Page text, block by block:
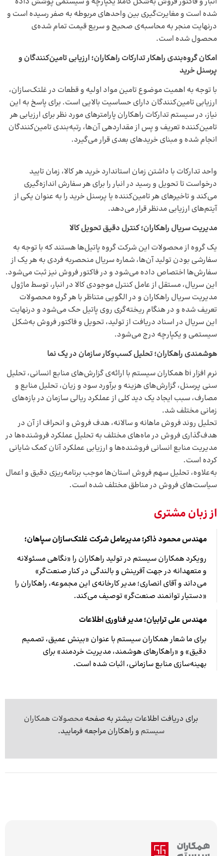
شده است و مغایرت‌گیری بین واحدهای مربوطه به صفر رسیده است و
درنهایت منجر به محاسبه‌ی صحیح و سریع قیمت تمام شده‌ی
محصول شده است.
امکان گروه‌بندی راهکار تدارکات راهکاران؛ ارزیابی تامین‌کنندگان و
پرسنل خرید
با توجه به اهمیت موضوع تامین مواد اولیه و قطعات در غلتک‌سازان،
ارزیابی تامین‌کنندگان دارای حساسیت بالایی است. برای پاسخ به این
نیاز، در سیستم تدارکات راهکاران پارامترهای مورد نظر برای ارزیابی هر
تامین‌کننده تعریف و پس از مقداردهی آن‌ها، رتبه‌بندی تامین‌کنندگان
انجام شده و مبنای خریدهای بعدی قرار می‌گیرد.
واحد تدارکات با داشتن زمان استاندارد خرید هر کالا، زمان تایید
درخواست تا تحویل و رسید در انبار را برای هر سفارش اندازه‌گیری
می‌کند و تاخیرهای هر تامین‌کننده یا پرسنل خرید را به عنوان یکی از
آیتم‌های ارزیابی مدنظر قرار می‌دهد.
مدیریت سریال راهکاران؛ کنترل دقیق تحویل کالا
یک گروه از محصولات این شرکت گروه پاتیل‌ها هستند که با توجه به
سفارشی بودن تولید آن‌ها، شماره سریال منحصربه فردی به هر یک از
سفارش‌ها اختصاص داده می‌شود و در فاکتور فروش نیز ثبت می‌شود.
این سریال، مستقل از عامل کنترل موجودی کالا در انبار، توسط ماژول
مدیریت سریال راهکاران و در الگویی متناظر با هر گروه محصولات
تعریف شده و در هنگام ریخته‌گری روی پاتیل حک می‌شود و درنهایت
این سریال در اسناد دریافت از تولید، تحویل و فاکتور فروش به‌شکل
سیستمی و یکپارچه درج می‌شود.
هوشمندی راهکاران؛ تحلیل کسب‌و‌کار سازمان در یک نما
نرم افزار bi
همکاران سیستم با ارائه‌ی گزارش‌های منابع انسانی، تحلیل
سنی پرسنل، گزارش‌های هزینه و برآورد سود و زیان، تحلیل منابع و
مصارف، سبب ایجاد یک دید کلی از عملکرد ریالی سازمان در بازه‌های
زمانی مختلف شد.
تحلیل روند فروش ماهانه و سالانه، هدف فروش و انحراف از آن در
هدف‌‌گذاری فروش در ماه‌های مختلف به تحلیل عملکرد فروشنده‌ها در
مدیریت منابع انسانی فروشنده‌ها و ارزیابی عملکرد آنان کمک شایانی
کرده است.
به‌علاوه، تحلیل سهم فروش استان‌ها موجب برنامه‌ریزی دقیق و اعمال
سیاست‌های فروش در مناطق مختلف شده است.
از زبان مشتری
مهندس محمود ذاکر؛ مدیرعامل شرکت غلتک‌سازان سپاهان؛
رویکرد همکاران سیستم در تولید راهکاران را «نگاهی مسئولانه
و متعهدانه در جهت آفرینش و بالندگی در کنار صنعت‌گر»
می‌داند و آقای انصاری؛ مدیر کارخانه‌ی این مجموعه، راهکاران را
«دستیار توانمند صنعت‌گر» توصیف می‌کند.
مهندس علی ترابیان؛ مدیر فناوری اطلاعات
برای ما شعار همکاران سیستم با عنوان «بینش عمیق، تصمیم
دقیق» و «راهکارهای هوشمند، مدیریت خردمند» برای
بهینه‌سازی منابع سازمانی، اثبات شده است.
برای دریافت اطلاعات بیشتر به صفحهمحصولات همکاران
سیستم و راهکاران مراجعه فرمایید.